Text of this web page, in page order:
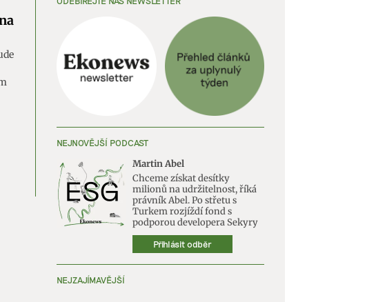
NEJNOVĚJŠÍ PODCAST
Martin Abel
Chceme získat desítky
milionů na udržitelnost, říká
právník Abel. Po střetu s
Turkem rozjíždí fond s
podporou developera Sekyry
Přihlásit odběr
NEJZAJÍMAVĚJŠÍ